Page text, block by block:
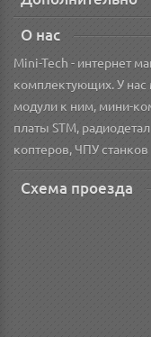
О нас
Mini-Tech - интернет
комплектующих. У
модули к ним, мини-
платы STM,
коптеров, ЧПУ
Схема проезда